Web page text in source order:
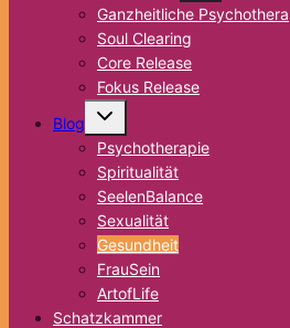
Ganzheitliche
Soul Clearing
Core Release
Fokus Release
Blog
Untermenü
Psychotherapie
Spiritualität
SeelenBalance
Sexualität
Gesundheit
FrauSein
ArtofLife
Schatzkammer